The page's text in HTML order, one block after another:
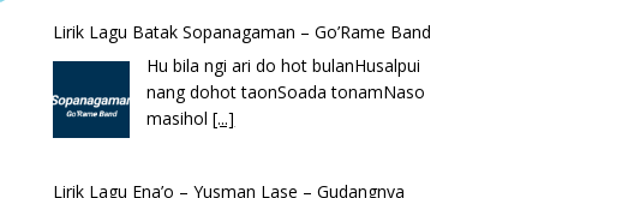
Lirik Lagu Batak Sopanagaman – Go’Rame Band
Hu bila ngi ari do hot bulanHusalpui
nang dohot taonSoada tonamNaso
masihol[...]
Lirik Lagu Ena’o – Yusman Lase – Gudangnya